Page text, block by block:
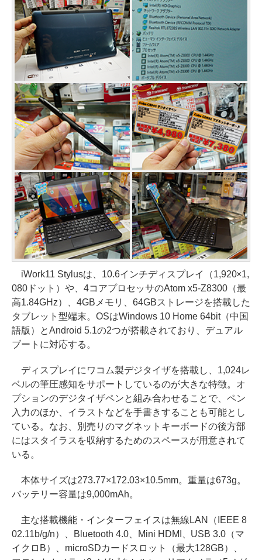
iWork11 Stylusは、10.6インチディスプレイ（1,920×1,
080ドット）や、4コアプロセッサのAtom x5-Z8300（最
高1.84GHz）、4GBメモリ、64GBストレージを搭載した
タブレット型端末。OSはWindows 10 Home 64bit（中国
語版）とAndroid 5.1の2つが搭載されており、デュアル
ブートに対応する。
ディスプレイにワコム製デジタイザを搭載し、1,024レ
ベルの筆圧感知をサポートしているのが大きな特徴。オ
プションのデジタイザペンと組み合わせることで、ペン
入力のほか、イラストなどを手書きすることも可能とし
ている。なお、別売りのマグネットキーボードの後方部
にはスタイラスを収納するためのスペースが用意されて
いる。
本体サイズは273.77×172.03×10.5mm。重量は673g。
バッテリー容量は9,000mAh。
主な搭載機能・インターフェイスは無線LAN（IEEE 8
02.11b/g/n）、Bluetooth 4.0、Mini HDMI、USB 3.0（マ
イクロB）、microSDカードスロット（最大128GB）、